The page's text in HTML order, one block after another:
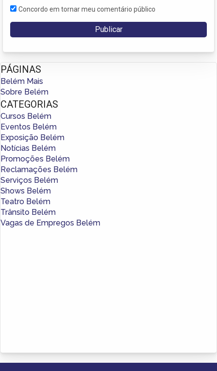
Concordo em tornar meu comentário público
PÁGINAS
Belém Mais
Sobre Belém
CATEGORIAS
Cursos Belém
Eventos Belém
Exposição Belém
Notícias Belém
Promoções Belém
Reclamações Belém
Serviços Belém
Shows Belém
Teatro Belém
Trânsito Belém
Vagas de Empregos Belém